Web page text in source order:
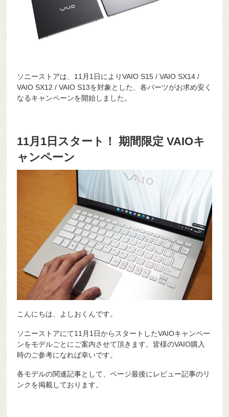
ソニーストアは、11月1日によりVAIO S15 / VAIO SX14 /
VAIO SX12 / VAIO S13を対象とした、各パーツがお求め安く
なるキャンペーンを開始しました。
11月1日スタート！ 期間限定 VAIOキ
ャンペーン
こんにちは、よしおくんです。
ソニーストアにて11月1日からスタートしたVAIOキャンペー
ンをモデルごとにご案内させて頂きます。皆様のVAIO購入
時のご参考になれば幸いです。
各モデルの関連記事として、ページ最後にレビュー記事のリ
ンクを掲載しております。